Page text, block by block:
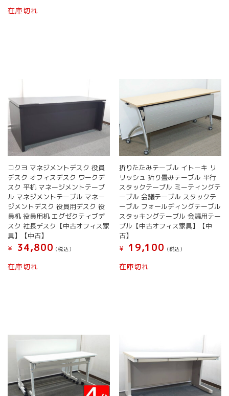
在庫切れ
コクヨ マネジメントデスク 役員
デスク オフィスデスク ワークデ
スク 平机 マネージメントテーブ
ル マネジメントテーブル マネー
ジメントデスク 役員用デスク 役
員机 役員用机 エグゼクティブデ
スク 社長デスク【中古オフィス家
具】【中古】
¥
34,800 (税込）
在庫切れ
折りたたみテーブル イトーキ リ
リッシュ 折り畳みテーブル 平行
スタックテーブル ミーティングテ
ーブル 会議テーブル スタックテ
ーブル フォールディングテーブル
スタッキングテーブル 会議用テー
ブル【中古オフィス家具】【中
古】
¥
19,100 (税込）
在庫切れ